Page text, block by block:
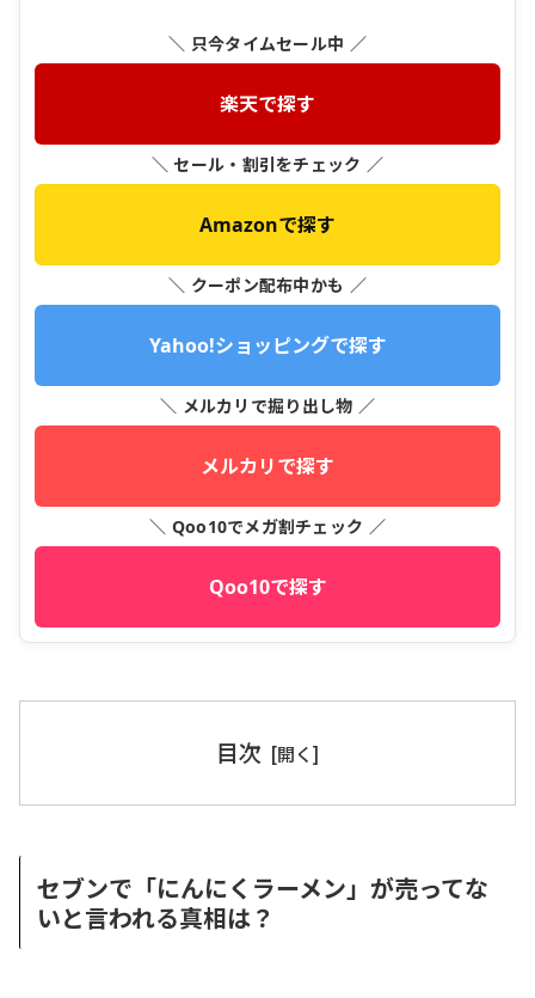
＼ 只今タイムセール中 ／
楽天で探す
＼ セール・割引をチェック ／
Amazonで探す
＼ クーポン配布中かも ／
Yahoo!ショッピングで探す
＼ メルカリで掘り出し物 ／
メルカリで探す
＼ Qoo10でメガ割チェック ／
Qoo10で探す
目次
セブンで「にんにくラーメン」が売ってな
いと言われる真相は？